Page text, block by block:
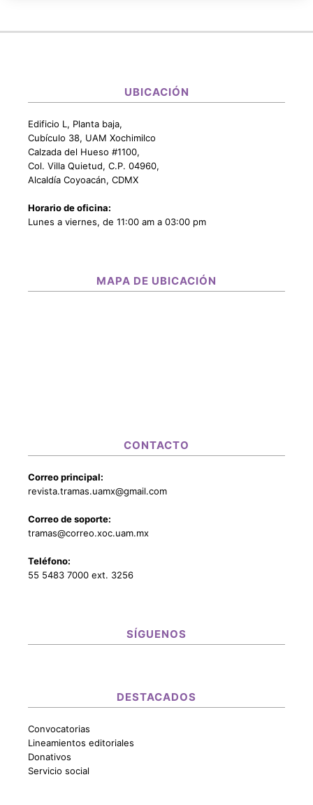
UBICACIÓN
Edificio L, Planta baja,
Cubículo 38, UAM Xochimilco
Calzada del Hueso #1100,
Col. Villa Quietud, C.P. 04960,
Alcaldía Coyoacán, CDMX
Horario de oficina:
Lunes a viernes, de 11:00 am a 03:00 pm
MAPA DE UBICACIÓN
CONTACTO
Correo principal:
revista.tramas.uamx@gmail.com
Correo de soporte:
tramas@correo.xoc.uam.mx
Teléfono:
55 5483 7000 ext. 3256
SÍGUENOS
DESTACADOS
Convocatorias
Lineamientos editoriales
Donativos
Servicio social